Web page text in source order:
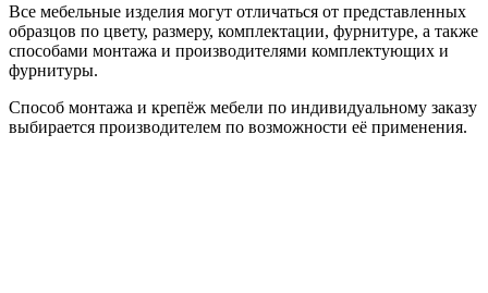
Все мебельные изделия могут отличаться от представленных
образцов по цвету, размеру, комплектации, фурнитуре, а также
способами монтажа и производителями комплектующих и
фурнитуры.
Способ монтажа и крепёж мебели по индивидуальному заказу
выбирается производителем по возможности её применения.